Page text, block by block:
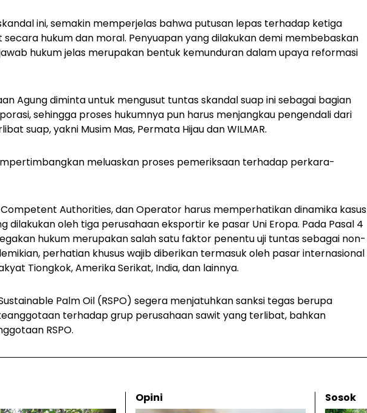
ini, semakin memperjelas bahwa putusan lepas terhadap ketiga
hukum dan moral. Penyuapan yang dilakukan demi membebaskan
hukum jelas merupakan bentuk kemunduran dalam upaya reformasi
Agung diminta untuk mengusut tuntas skandal suap ini sebagai bagian
sehingga proses hukumnya pun harus menjangkau pengendali dari
suap, yakni Musim Mas, Permata Hijau dan WILMAR.
meluaskan proses pemeriksaan terhadap perkara-
Competent Authorities, dan Operator harus memperhatikan dinamika kasus
dilakukan oleh tiga perusahaan eksportir ke pasar Uni Eropa. Pada Pasal 4
hukum merupakan salah satu faktor penentu uji tuntas sebagai non-
perhatian khusus wajib diberikan termasuk oleh pasar internasional
Tiongkok, Amerika Serikat, India, dan lainnya.
Palm Oil (RSPO) segera menjatuhkan sanksi tegas berupa
terhadap grup perusahaan sawit yang terlibat, bahkan
RSPO.
Opini Sosok